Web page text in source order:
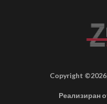
Copyright
Реализиран